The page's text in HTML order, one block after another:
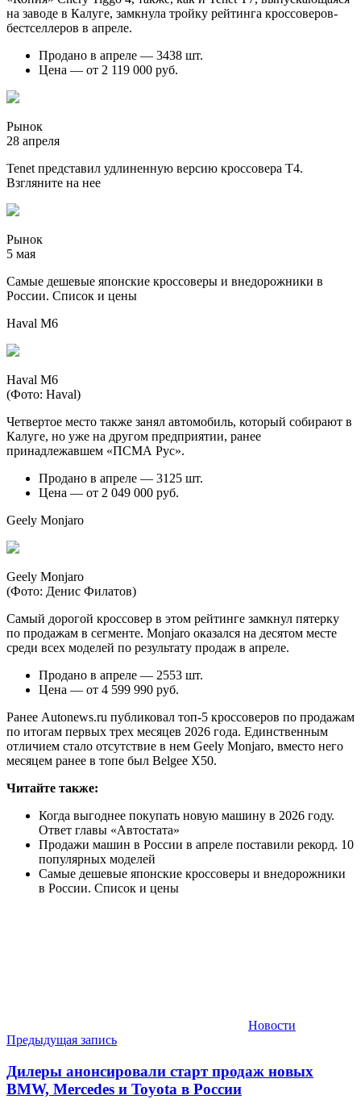
на заводе в Калуге, замкнула тройку рейтинга кроссоверов-
бестселлеров в апреле.
Продано в апреле — 3438 шт.
Цена — от 2 119 000 руб.
Рынок
28 апреля
Tenet представил удлиненную версию кроссовера T4.
Взгляните на нее
Рынок
5 мая
Самые дешевые японские кроссоверы и внедорожники в
России. Список и цены
Haval M6
Haval M6
(Фото: Haval)
Четвертое место также занял автомобиль, который собирают в
Калуге, но уже на другом предприятии, ранее
принадлежавшем «ПСМА Рус».
Продано в апреле — 3125 шт.
Цена — от 2 049 000 руб.
Geely Monjaro
Geely Monjaro
(Фото: Денис Филатов)
Самый дорогой кроссовер в этом рейтинге замкнул пятерку
по продажам в сегменте. Monjaro оказался на десятом месте
среди всех моделей по результату продаж в апреле.
Продано в апреле — 2553 шт.
Цена — от 4 599 990 руб.
Ранее Autonews.ru публиковал топ-5 кроссоверов по продажам
по итогам первых трех месяцев 2026 года. Единственным
отличием стало отсутствие в нем Geely Monjaro, вместо него
месяцем ранее в топе был Belgee X50.
Читайте также:
Когда выгоднее покупать новую машину в 2026 году.
Ответ главы «Автостата»
Продажи машин в России в апреле поставили рекорд. 10
популярных моделей
Самые дешевые японские кроссоверы и внедорожники
в России. Список и цены
Новости
Навигация
по
записям
Предыдущая запись
Дилеры анонсировали старт продаж новых
BMW, Mercedes и Toyota в России